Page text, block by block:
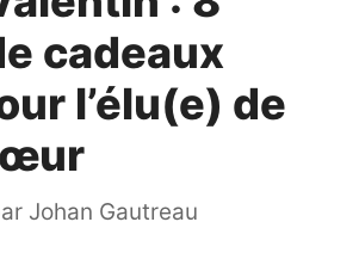
cadeaux
l’élu(e) de
Johan Gautreau